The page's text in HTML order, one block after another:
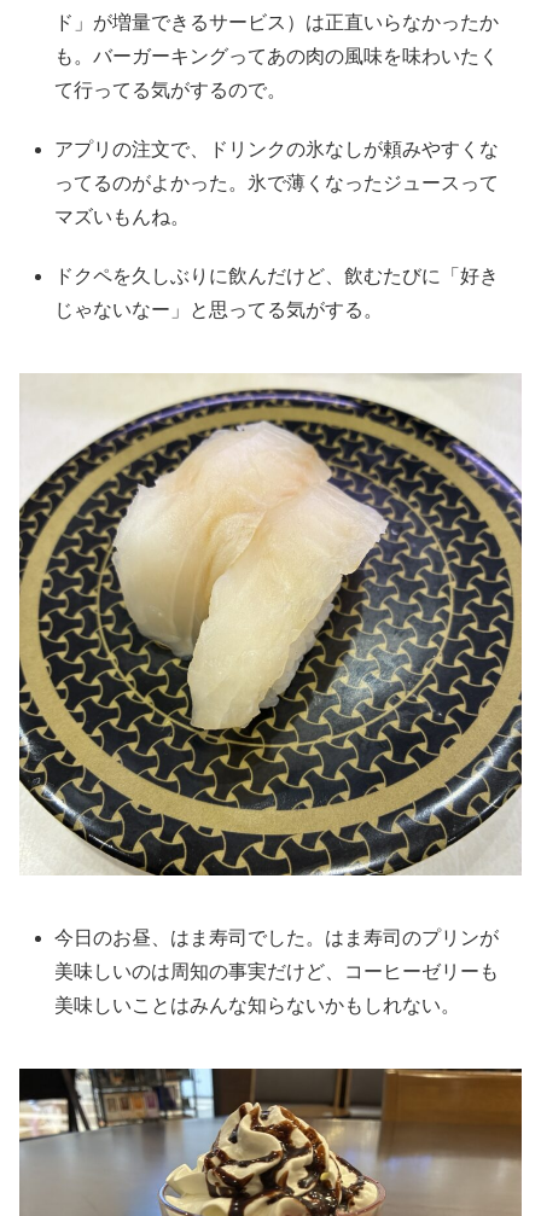
ド」が増量できるサービス）は正直いらなかったか
も。バーガーキングってあの肉の風味を味わいたく
て行ってる気がするので。
アプリの注文で、ドリンクの氷なしが頼みやすくな
ってるのがよかった。氷で薄くなったジュースって
マズいもんね。
ドクペを久しぶりに飲んだけど、飲むたびに「好き
じゃないなー」と思ってる気がする。
今日のお昼、はま寿司でした。はま寿司のプリンが
美味しいのは周知の事実だけど、コーヒーゼリーも
美味しいことはみんな知らないかもしれない。